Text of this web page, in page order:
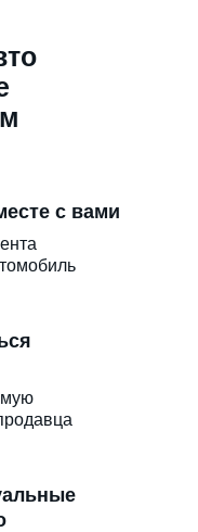
с вами